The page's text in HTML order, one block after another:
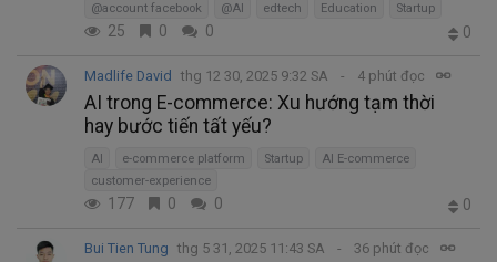
@account facebook @AI edtech Education Startup
25 0 0 0
Madlife David thg 12 30, 2025 9:32 SA 4 phút đọc
AI trong E-commerce: Xu hướng tạm thời
hay bước tiến tất yếu?
AI e-commerce platform Startup
AI E-commerce
customer-experience
177 0 0 0
Bui Tien Tung thg 5 31, 2025 11:43 SA 36 phút đọc